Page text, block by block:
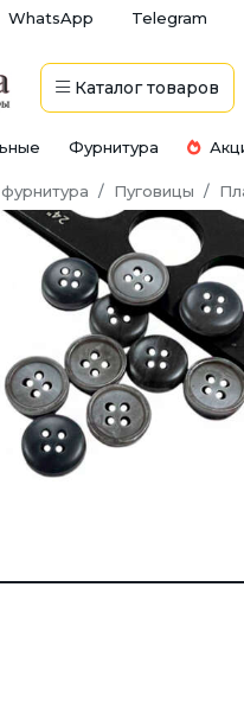
WhatsApp Telegram
Каталог товаров
Фурнитура
Пуговицы